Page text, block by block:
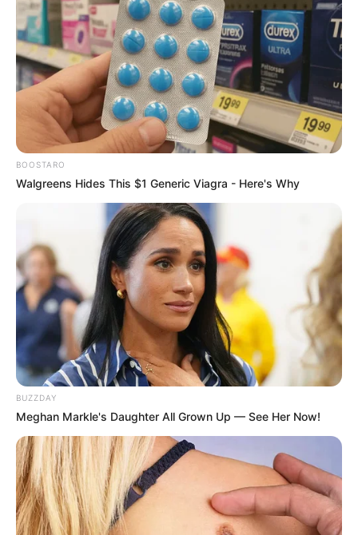
LIHAT ARTIKEL LAINNYA
BOOSTARO
Walgreens Hides This $1 Generic Viagra - Here's Why
BUZZDAY
Meghan Markle's Daughter All Grown Up — See Her Now!